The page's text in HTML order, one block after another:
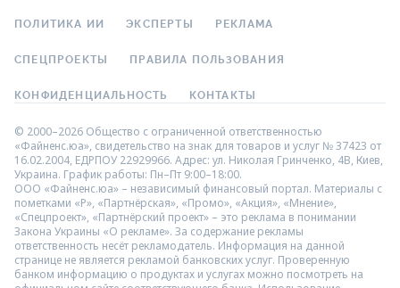
ПОЛИТИКА ИИ ЭКСПЕРТЫ РЕКЛАМА
СПЕЦПРОЕКТЫ ПРАВИЛА ПОЛЬЗОВАНИЯ
КОНФИДЕНЦИАЛЬНОСТЬ КОНТАКТЫ
© 2000–2026 Общество с ограниченной ответственностью
«Файненс.юа», свидетельство на знак для товаров и услуг № 37423 от
16.02.2004, ЕДРПОУ 22929966. Адрес: ул. Николая Гринченко, 4В, Киев,
Украина. График работы: Пн–Пт 9:00–18:00.
ООО «Файненс.юа» – независимый финансовый портал. Материалы с
пометками «Р», «Партнёрская», «Промо», «Акция», «Мнение»,
«Спецпроект», «Партнёрский проект» – это реклама в понимании
Закона Украины «О рекламе». За содержание рекламы
ответственность несёт рекламодатель. Информация на данной
странице не является рекламой банковских услуг. Проверенную
банком информацию о продуктах и услугах можно посмотреть на